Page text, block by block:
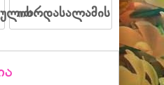
იორდასალამის